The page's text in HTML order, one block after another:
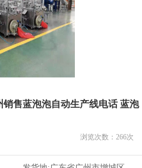
售蓝泡泡自动生产线电话 蓝泡
浏览次数： 266次